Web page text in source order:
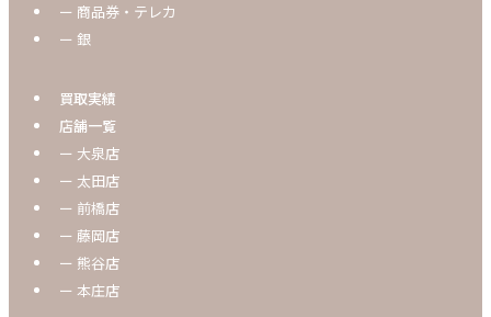
ー 商品券・テレカ
ー 銀
買取実績
店舗一覧
ー 大泉店
ー 太田店
ー 前橋店
ー 藤岡店
ー 熊谷店
ー 本庄店